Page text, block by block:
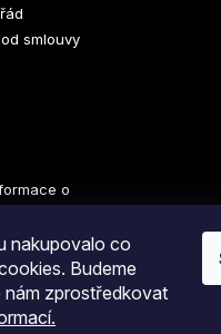
nakupovalo co
Budeme
nám zprostředkovat
smlouvy
o
PŘIHLÁSIT
SE